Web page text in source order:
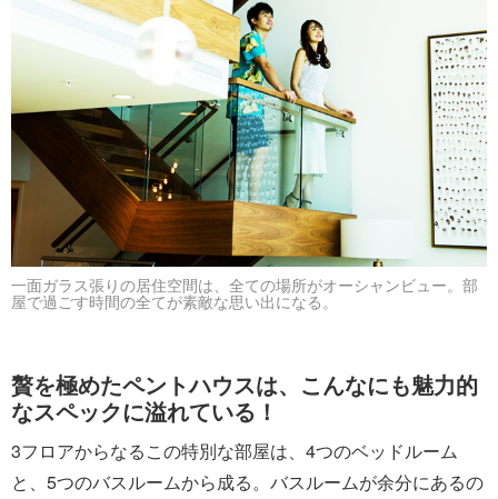
一面ガラス張りの居住空間は、全ての場所がオーシャンビュー。部
屋で過ごす時間の全てが素敵な思い出になる。
贅を極めたペントハウスは、こんなにも魅力的
なスペックに溢れている！
3フロアからなるこの特別な部屋は、4つのベッドルーム
と、5つのバスルームから成る。バスルームが余分にあるの